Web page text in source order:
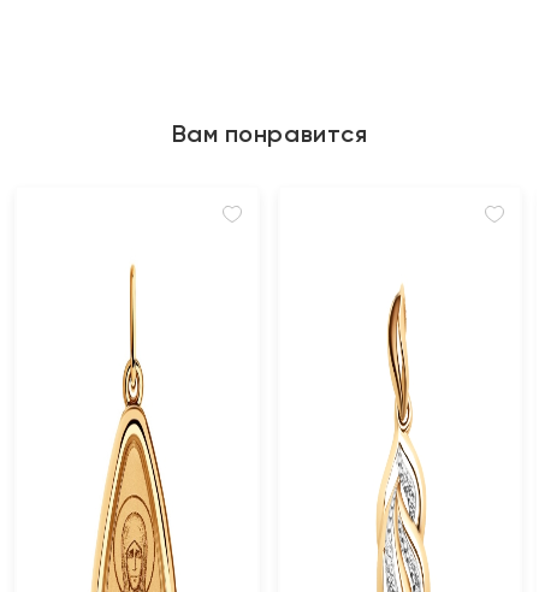
Вам понравится